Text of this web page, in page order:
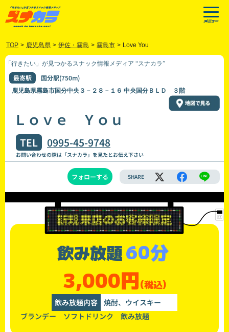
TOP > 鹿児島県 > 伊佐・霧島 > 霧島市 > Love You
「行きたい」が見つかるスナック情報メディア “スナカラ”
最寄駅 国分駅(750m)
鹿児島県霧島市国分中央３－２８－１６ 中央国分ＢＬＤ ３階
Ｌｏｖｅ Ｙｏｕ
TEL 0995-45-9748
お問い合わせの際は「スナカラ」を見たとお伝え下さい
フォローする SHARE
飲み放題60分
3,000円(税込)
飲み放題内容 焼酎、ウイスキー
ブランデー ソフトドリンク 飲み放題